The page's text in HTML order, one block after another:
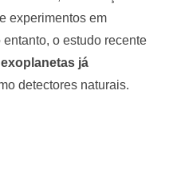
experimentos em
o estudo recente
já
detectores naturais.